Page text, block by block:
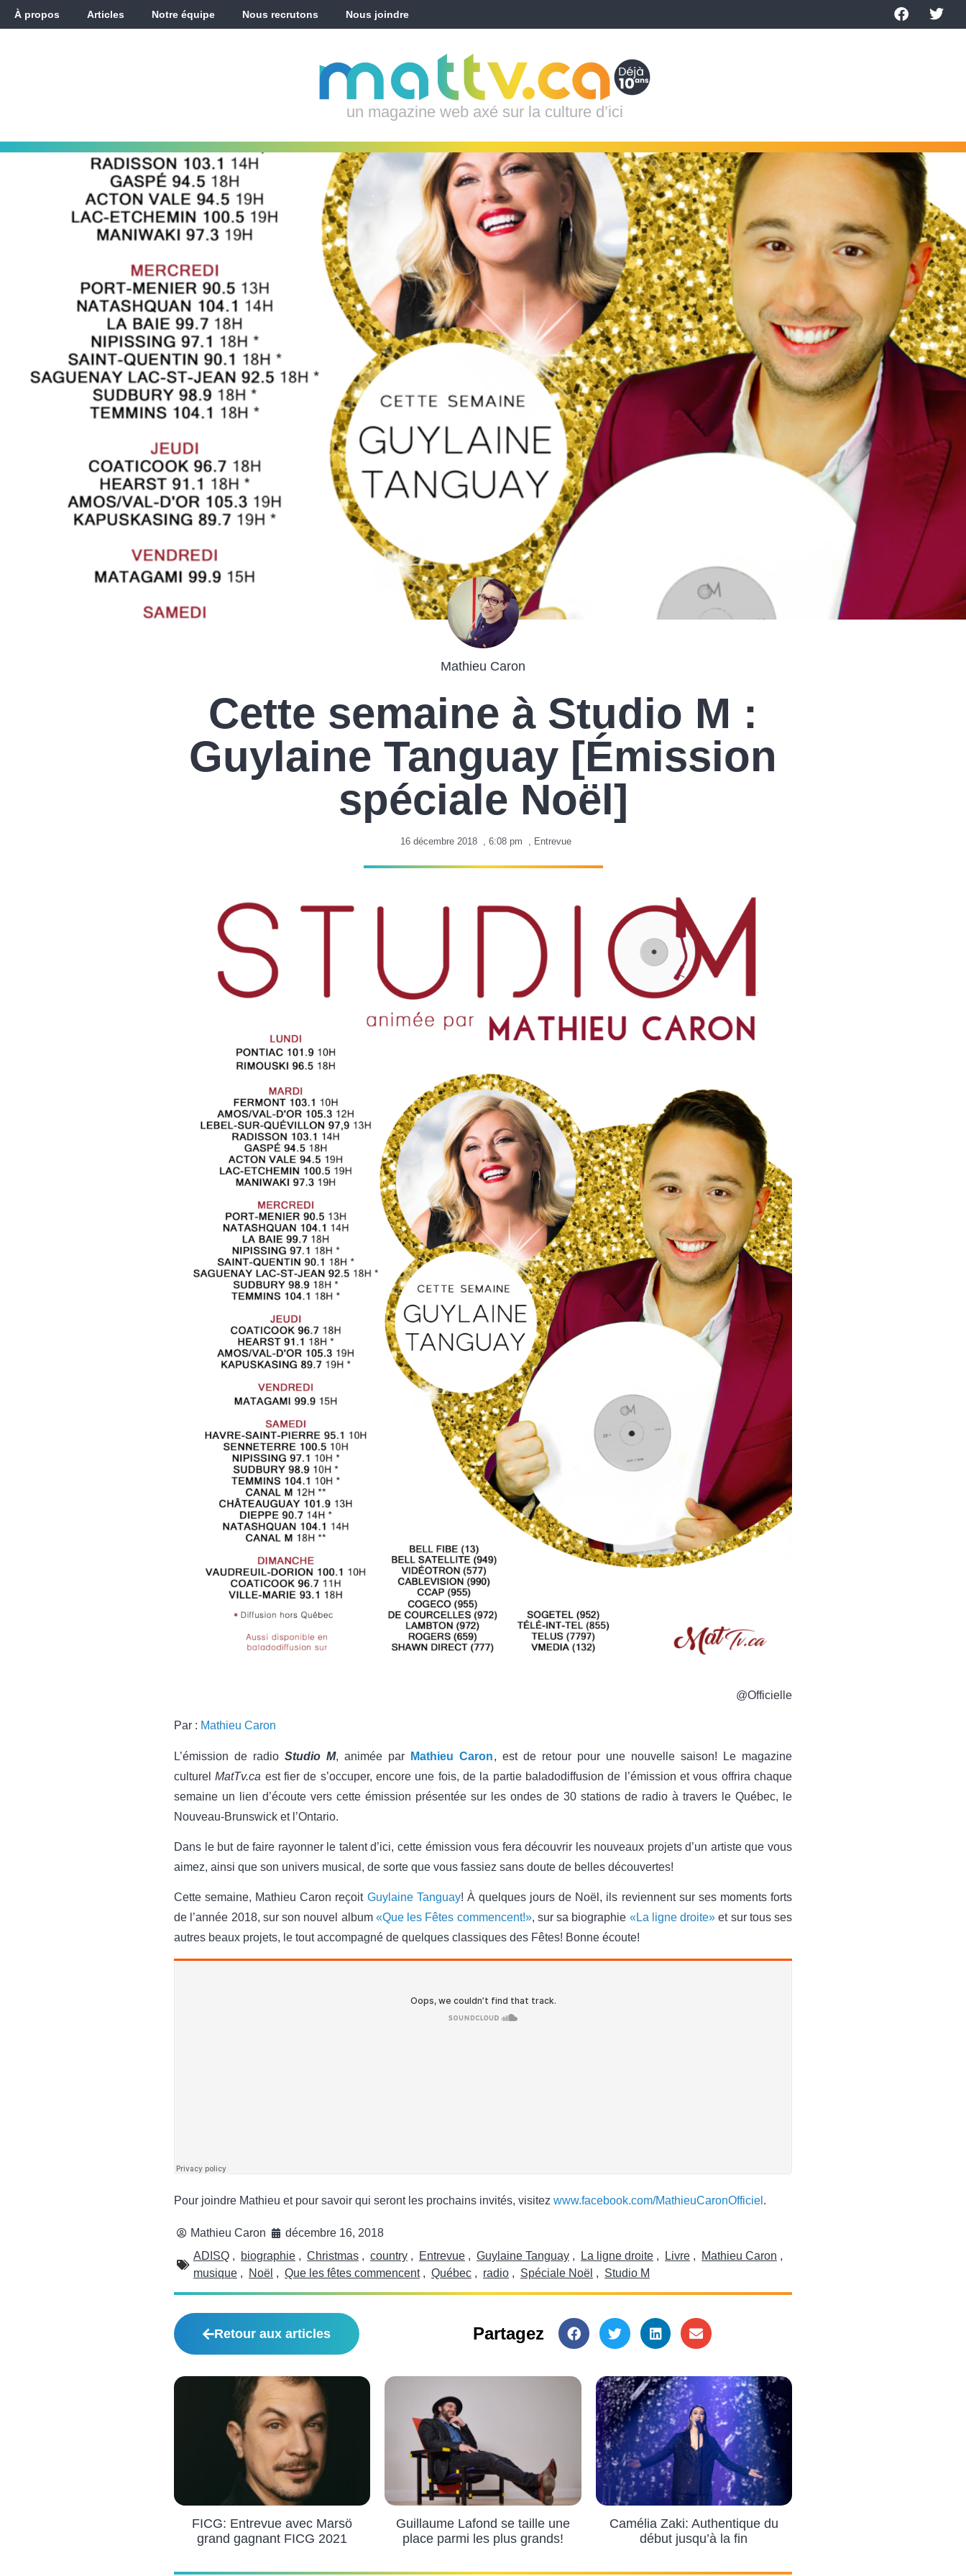
À propos Articles Notre équipe Nous recrutons Nous joindre
un magazine web axé sur la culture d’ici
Mathieu Caron
Cette semaine à Studio M :
Guylaine Tanguay [Émission
spéciale Noël]
16 décembre 2018 , 6:08 pm , Entrevue
@Officielle
Par : Mathieu Caron
L’émission de radio Studio M, animée par Mathieu Caron, est de retour pour une nouvelle saison! Le magazine
culturelMatTv.ca est fier de s’occuper, encore une fois, de la partie baladodiffusion de l’émission et vous offrira chaque
semaine un lien d’écoute vers cette émission présentée sur les ondes de 30 stations de radio à travers le Québec, le
Nouveau-Brunswick et l’Ontario.
Dans le but de faire rayonner le talent d’ici, cette émission vous fera découvrir les nouveaux projets d’un artiste que vous
aimez, ainsi que son univers musical, de sorte que vous fassiez sans doute de belles découvertes!
Cette semaine, Mathieu Caron reçoit Guylaine Tanguay! À quelques jours de Noël, ils reviennent sur ses moments forts
de l’année 2018, sur son nouvel album «Que les Fêtes commencent!», sur sa biographie «La ligne droite» et sur tous ses
autres beaux projets, le tout accompagné de quelques classiques des Fêtes! Bonne écoute!
Pour joindre Mathieu et pour savoir qui seront les prochains invités, visitez www.facebook.com/MathieuCaronOfficiel .
Mathieu Caron
décembre 16, 2018
ADISQ , biographie , Christmas , country , Entrevue , Guylaine Tanguay , La ligne droite , Livre , Mathieu Caron ,
musique , Noël , Que les fêtes commencent , Québec , radio , Spéciale Noël , Studio M
Retour aux articles Partagez
FICG: Entrevue avec Marsö
grand gagnant FICG 2021
Guillaume Lafond se taille une
place parmi les plus grands!
Camélia Zaki: Authentique du
début jusqu’à la fin